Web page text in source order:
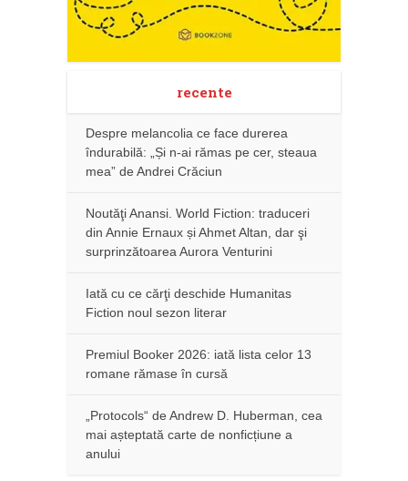
recente
Despre melancolia ce face durerea
îndurabilă: „Și n-ai rămas pe cer, steaua
mea” de Andrei Crăciun
Noutăţi Anansi. World Fiction: traduceri
din Annie Ernaux și Ahmet Altan, dar şi
surprinzătoarea Aurora Venturini
Iată cu ce cărţi deschide Humanitas
Fiction noul sezon literar
Premiul Booker 2026: iată lista celor 13
romane rămase în cursă
„Protocols“ de Andrew D. Huberman, cea
mai așteptată carte de nonficțiune a
anului